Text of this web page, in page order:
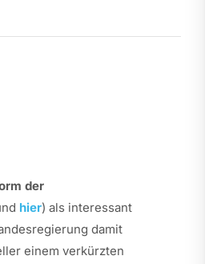
der
hier) als interessant
damit
einem verkürzten